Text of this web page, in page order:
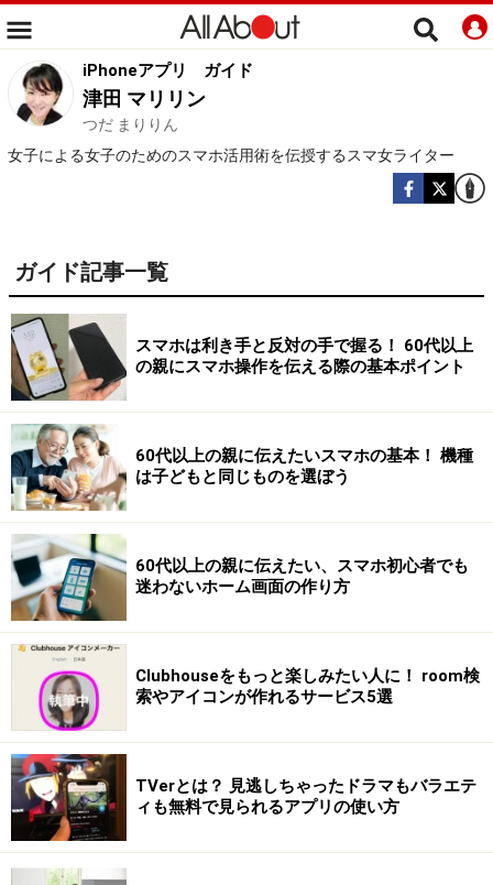
iPhoneアプリ ガイド
津田 マリリン
つだ まりりん
女子による女子のためのスマホ活用術を伝授するスマ女ライター
ガイド記事一覧
スマホは利き手と反対の手で握る！ 60代以上
の親にスマホ操作を伝える際の基本ポイント
60代以上の親に伝えたいスマホの基本！ 機種
は子どもと同じものを選ぼう
60代以上の親に伝えたい、スマホ初心者でも
迷わないホーム画面の作り方
Clubhouseをもっと楽しみたい人に！ room検
索やアイコンが作れるサービス5選
TVerとは？ 見逃しちゃったドラマもバラエテ
ィも無料で見られるアプリの使い方